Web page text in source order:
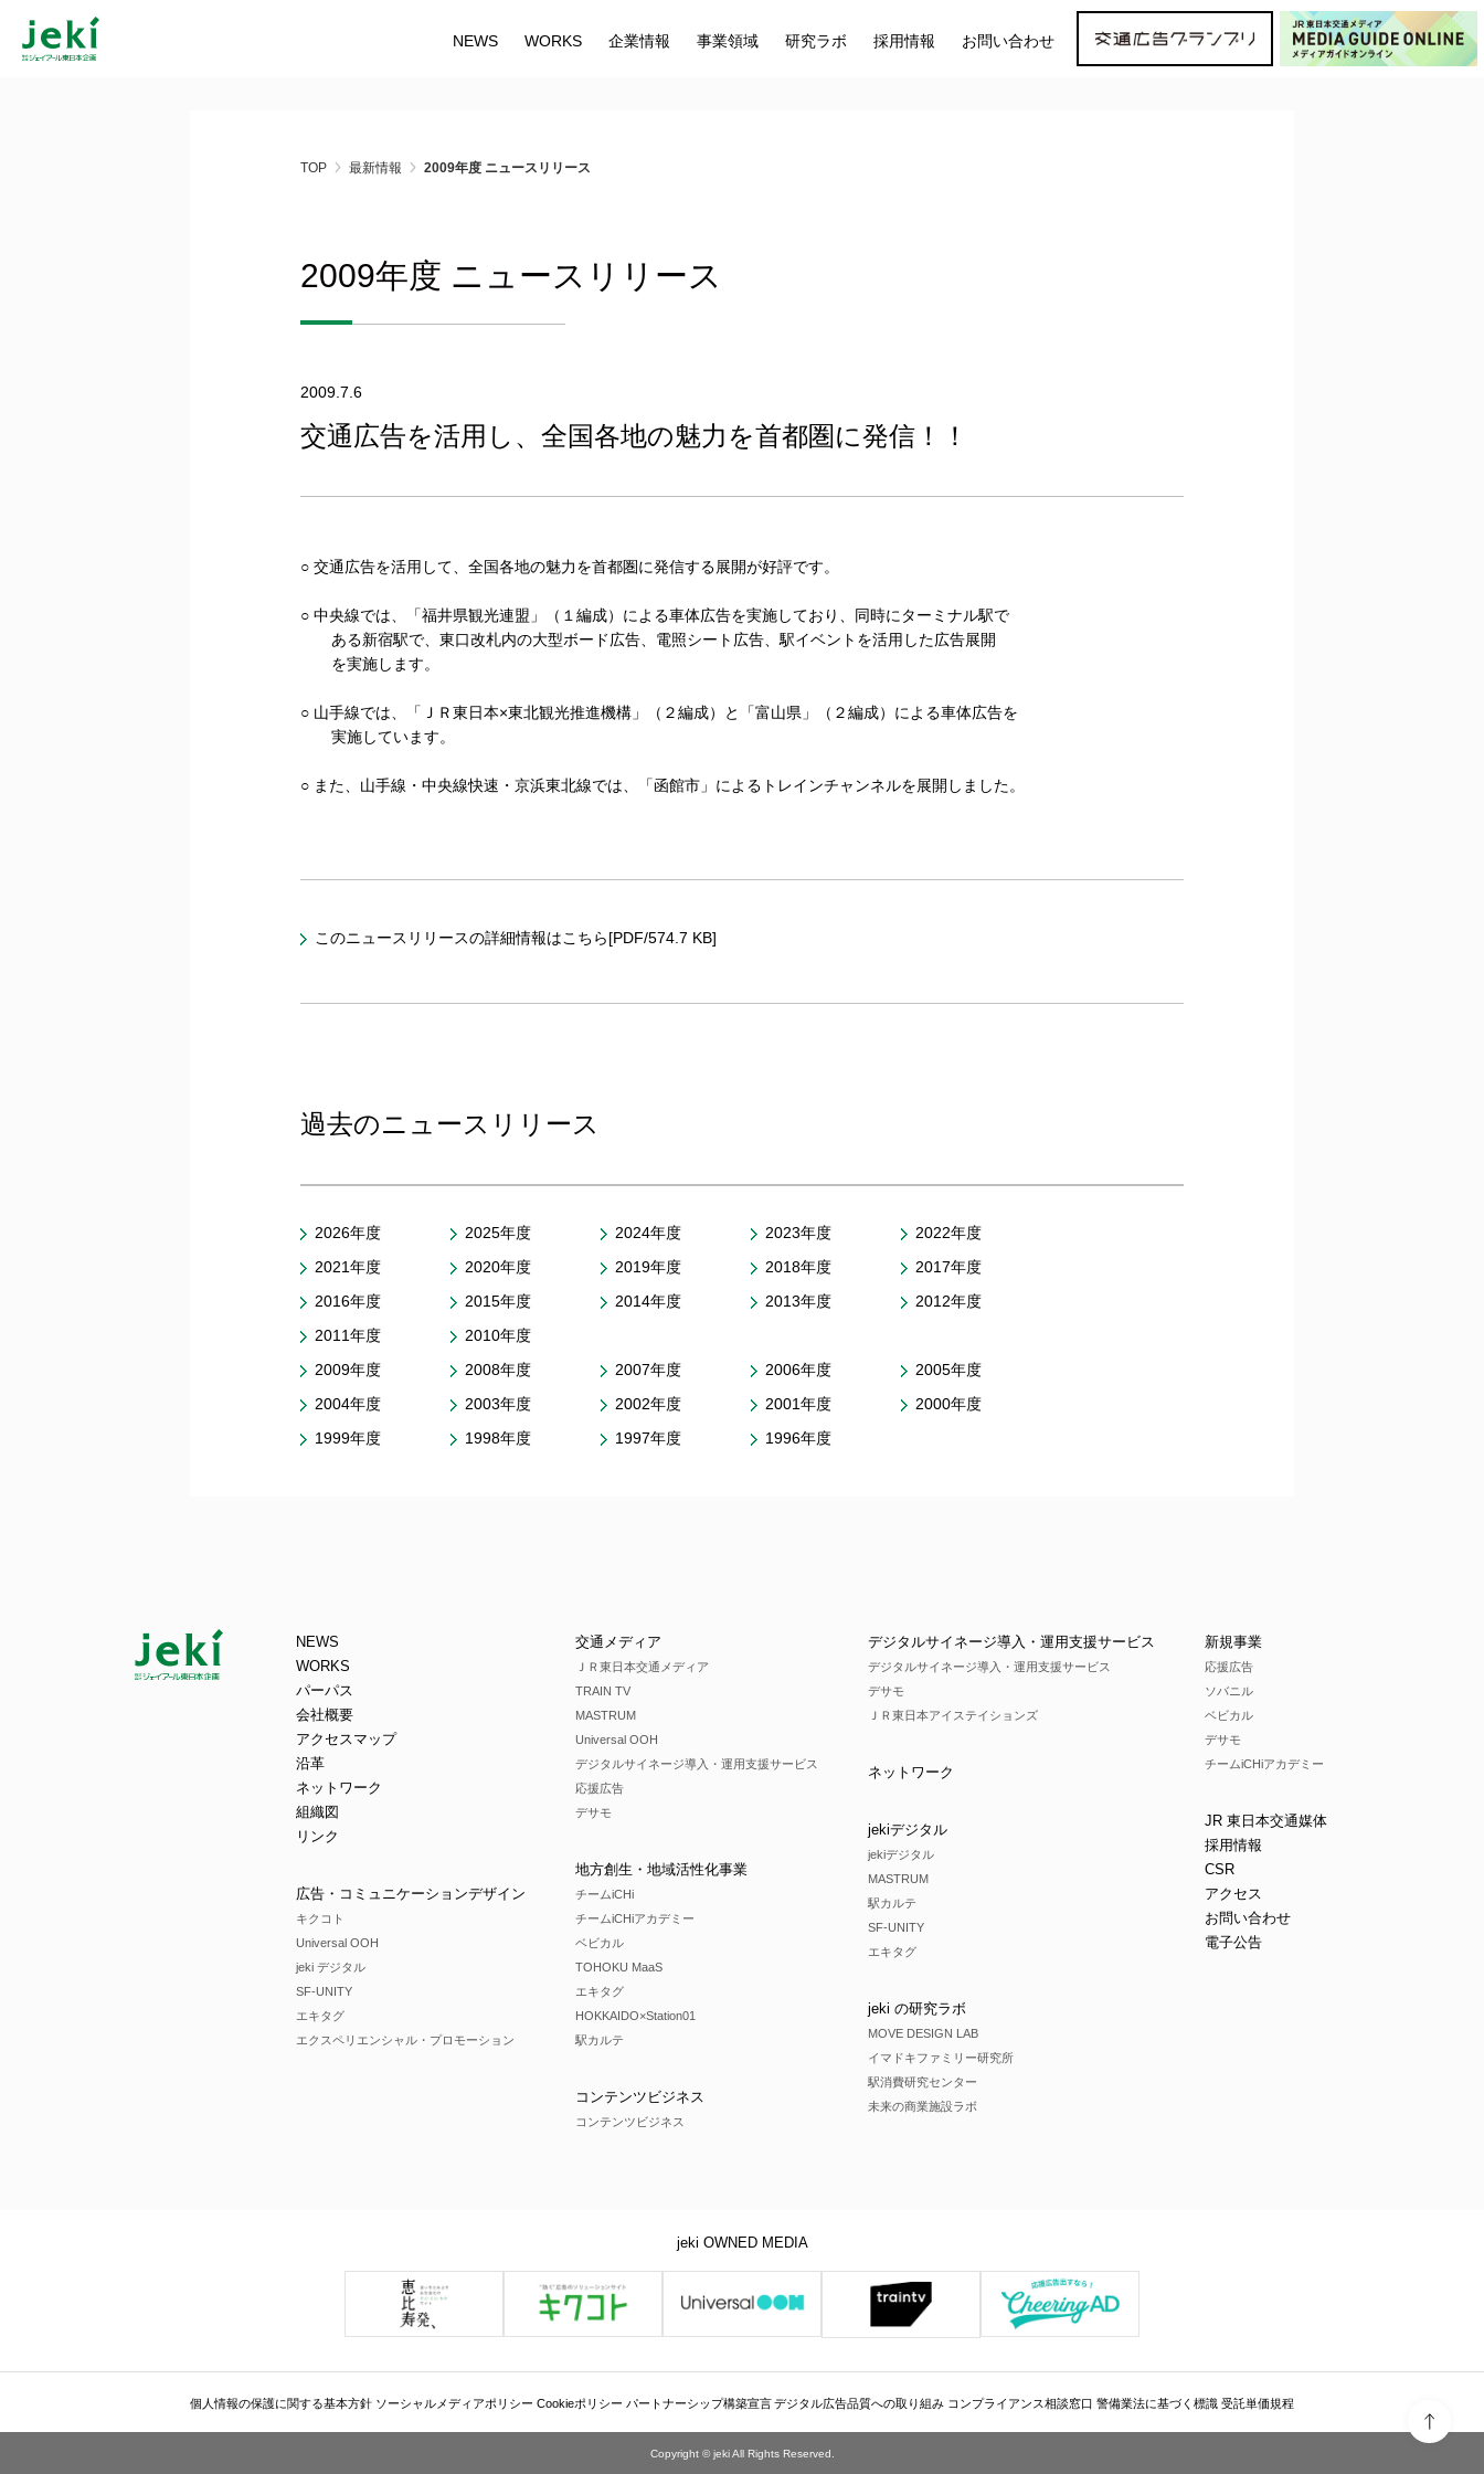
NEWS WORKS 企業情報 事業領域 研究ラボ 採用情報 お問い合わせ
TOP 最新情報 2009年度 ニュースリリース
2009年度 ニュースリリース
2009.7.6
交通広告を活用し、全国各地の魅力を首都圏に発信！！
○ 交通広告を活用して、全国各地の魅力を首都圏に発信する展開が好評です。
○ 中央線では、「福井県観光連盟」（１編成）による車体広告を実施しており、同時にターミナル駅で
ある新宿駅で、東口改札内の大型ボード広告、電照シート広告、駅イベントを活用した広告展開
を実施します。
○ 山手線では、「ＪＲ東日本×東北観光推進機構」（２編成）と「富山県」（２編成）による車体広告を
実施しています。
○ また、山手線・中央線快速・京浜東北線では、「函館市」によるトレインチャンネルを展開しました。
このニュースリリースの詳細情報はこちら[PDF/574.7 KB]
過去のニュースリリース
2026年度 2025年度 2024年度 2023年度
2022年度
2021年度
2020年度 2019年度 2018年度
2017年度
2016年度
2015年度 2014年度 2013年度
2012年度
2011年度
2010年度
2009年度
2008年度 2007年度 2006年度
2005年度
2004年度
2003年度 2002年度 2001年度
2000年度
1999年度
1998年度 1997年度 1996年度
NEWS
WORKS
パーパス
会社概要
アクセスマップ
沿革
ネットワーク
組織図
リンク
広告・コミュニケーションデザイン
キクコト
Universal OOH
jeki デジタル
SF-UNITY
エキタグ
エクスペリエンシャル・プロモーション
交通メディア
ＪＲ東日本交通メディア
TRAIN TV
MASTRUM
Universal OOH
デジタルサイネージ導入・運用支援サービス
応援広告
デサモ
地方創生・地域活性化事業
チームiCHi
チームiCHiアカデミー
ベビカル
TOHOKU MaaS
エキタグ
HOKKAIDO×Station01
駅カルテ
コンテンツビジネス
コンテンツビジネス
デジタルサイネージ導入・運用支援サービス
デジタルサイネージ導入・運用支援サービス
デサモ
ＪＲ東日本アイステイションズ
ネットワーク
jekiデジタル
jekiデジタル
MASTRUM
駅カルテ
SF-UNITY
エキタグ
jeki の研究ラボ
MOVE DESIGN LAB
イマドキファミリー研究所
駅消費研究センター
未来の商業施設ラボ
新規事業
応援広告
ソバニル
ベビカル
デサモ
チームiCHiアカデミー
JR 東日本交通媒体
採用情報
CSR
アクセス
お問い合わせ
電子公告
jeki OWNED MEDIA
個人情報の保護に関する基本方針 ソーシャルメディアポリシー Cookieポリシー パートナーシップ構築宣言 デジタル広告品質への取り組み コンプライアンス相談窓口 警備業法に基づく標識 受託単価規程
Copyright © jeki All Rights Reserved.